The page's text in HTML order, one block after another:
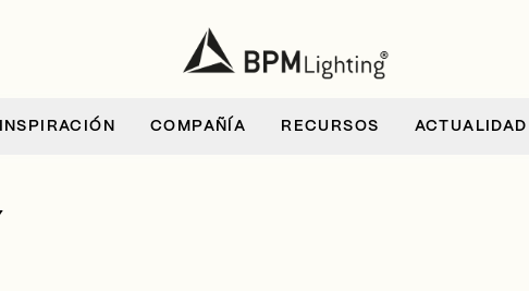
INSPIRACIÓN COMPAÑÍA RECURSOS ACTUALIDAD